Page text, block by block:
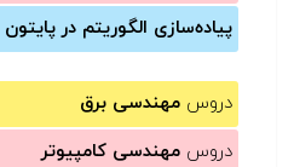
پیاده‌سازی الگوریتم در پایتون
دروس مهندسی برق
دروس مهندسی کامپیوتر